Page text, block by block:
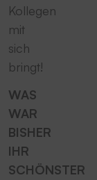
Kollegen
mit
sich
bringt!
WAS
WAR
BISHER
IHR
SCHÖNSTER